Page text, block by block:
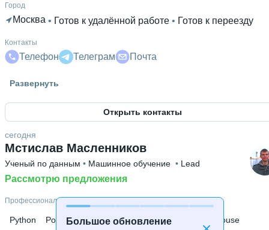
Большое обновление
Город
Москва • Готов к удалённой работе • Готов к переезду
Контакты
Телефон Телеграм Почта
Высшее образование
БГУИР • Компьютерного проектирования (ФКП) 3 года
Дополнительное образование
ISsoft Solutions
Развернуть
Открыть контакты
Мстислав Масленников
сегодня
Ученый по данным • Машинное обучение • Lead
Рассмотрю предложения
Профессиональные навыки
Python PostgreSQL OpenCV Kubernetes
ClickHouse